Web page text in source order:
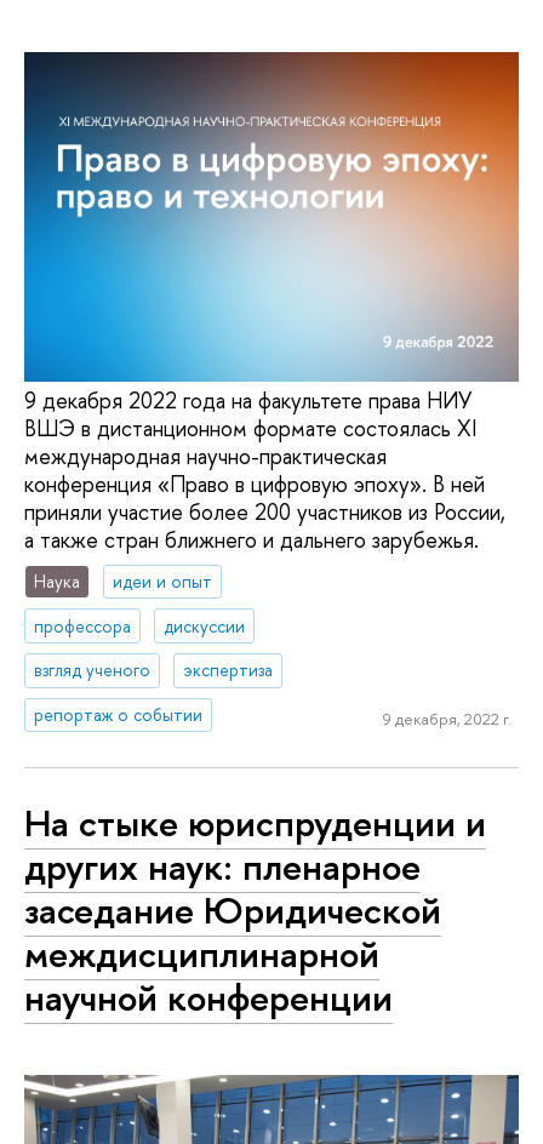
9 декабря 2022 года на факультете права НИУ
ВШЭ в дистанционном формате состоялась XI
международная научно-практическая
конференция «Право в цифровую эпоху». В ней
приняли участие более 200 участников из России,
а также стран ближнего и дальнего зарубежья.
Наука
идеи и опыт
профессора
дискуссии
взгляд ученого
экспертиза
репортаж о событии
9 декабря, 2022 г.
На стыке юриспруденции и
других наук: пленарное
заседание Юридической
междисциплинарной
научной конференции